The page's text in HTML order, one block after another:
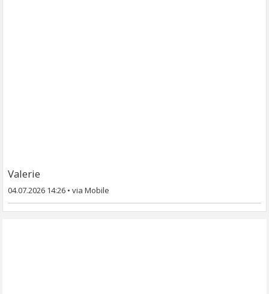
Valerie
04.07.2026 14:26 •